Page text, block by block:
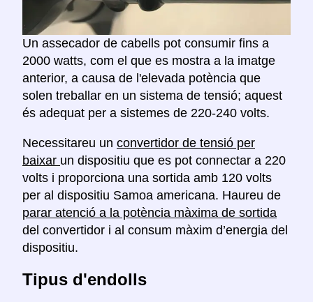
Un assecador de cabells pot consumir fins a
2000 watts, com el que es mostra a la imatge
anterior, a causa de l'elevada potència que
solen treballar en un sistema de tensió; aquest
és adequat per a sistemes de 220-240 volts.
Necessitareu un convertidor de tensió per
baixar un dispositiu que es pot connectar a 220
volts i proporciona una sortida amb 120 volts
per al dispositiu Samoa americana. Haureu de
parar atenció a la potència màxima de sortida
del convertidor i al consum màxim d’energia del
dispositiu.
Tipus d'endolls